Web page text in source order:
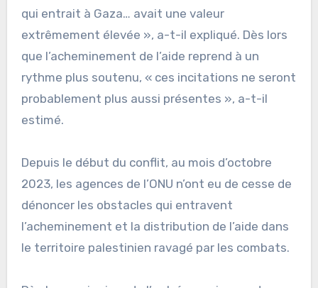
qui entrait à Gaza… avait une valeur
extrêmement élevée », a-t-il expliqué. Dès lors
que l’acheminement de l’aide reprend à un
rythme plus soutenu, « ces incitations ne seront
probablement plus aussi présentes », a-t-il
estimé.
Depuis le début du conflit, au mois d’octobre
2023, les agences de l’ONU n’ont eu de cesse de
dénoncer les obstacles qui entravent
l’acheminement et la distribution de l’aide dans
le territoire palestinien ravagé par les combats.